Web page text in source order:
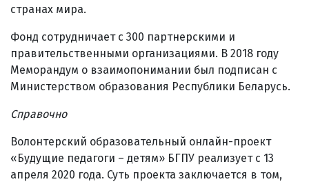
странах мира.
Фонд сотрудничает с 300 партнерскими и
правительственными организациями. В 2018 году
Меморандум о взаимопонимании был подписан с
Министерством образования Республики Беларусь.
Справочно
Волонтерский образовательный онлайн-проект
«Будущие педагоги – детям» БГПУ реализует с 13
апреля 2020 года. Суть проекта заключается в том,